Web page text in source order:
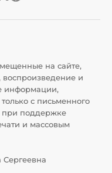
на сайте,
и
информации,
с письменного
при поддержке
и массовым